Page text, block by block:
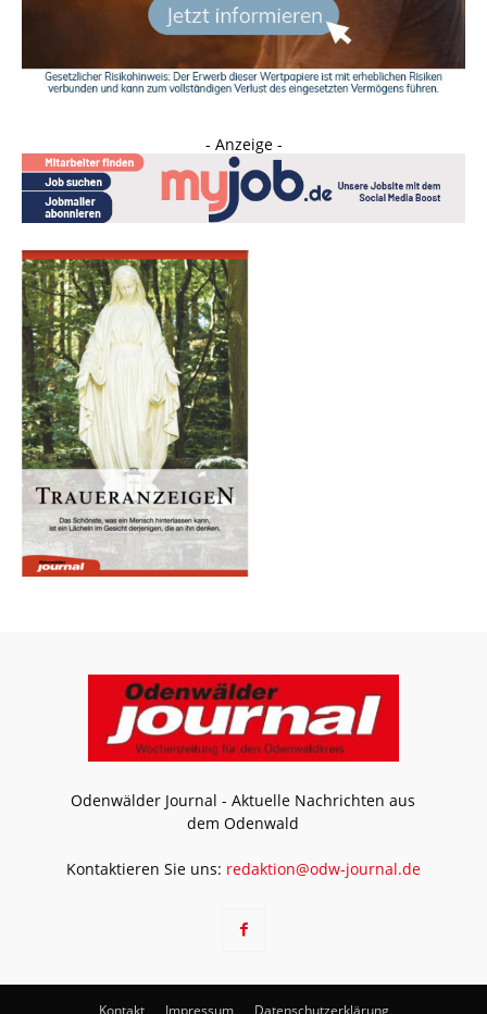
- Anzeige -
Odenwälder Journal - Aktuelle Nachrichten aus
dem Odenwald
Kontaktieren Sie uns: redaktion@odw-journal.de